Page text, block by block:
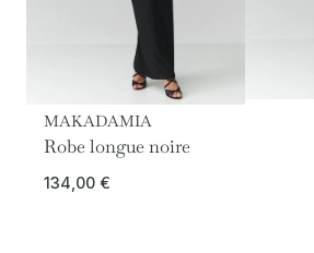
MAKADAMIA
Robe longue noire
134,00 €